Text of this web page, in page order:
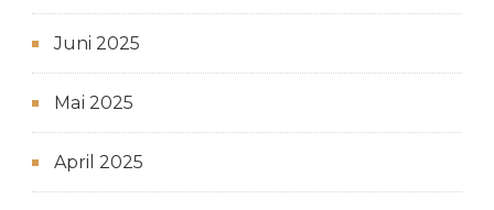
Juni 2025
Mai 2025
April 2025